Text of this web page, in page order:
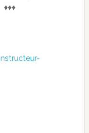
♦♦♦